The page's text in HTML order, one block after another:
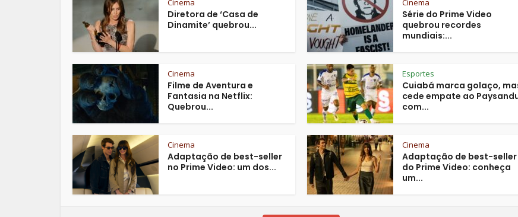
Cinema
Diretora de ‘Casa de
Dinamite’ quebrou...
Cinema
Série do Prime Video
quebrou recordes
mundiais:...
Cinema
Filme de Aventura e
Fantasia na Netflix:
Quebrou...
Esportes
Cuiabá marca golaço,
cede empate ao
com...
Cinema
Adaptação de best-seller
no Prime Video: um dos...
Cinema
Adaptação de best-seller
do Prime Video: conheça
um...